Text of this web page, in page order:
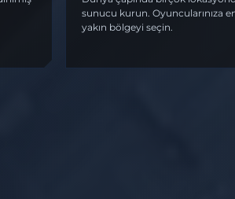
sunucu kurun. Oyuncularınıza
yakın bölgeyi seçin.